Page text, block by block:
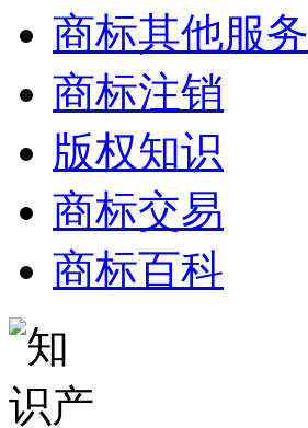
商标其他服务
商标注销
版权知识
商标交易
商标百科